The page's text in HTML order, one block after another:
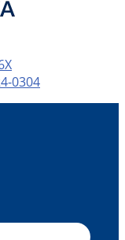
0304